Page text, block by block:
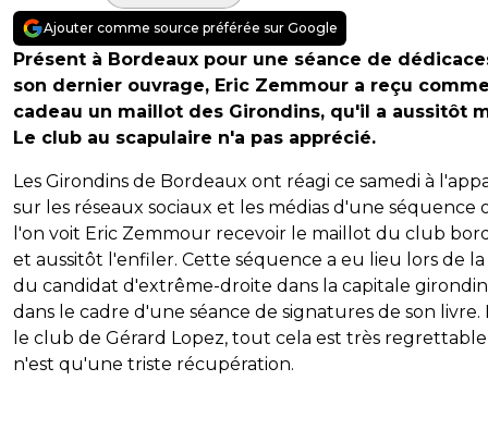
Ajouter comme source préférée sur Google
Présent à Bordeaux pour une séance de
son dernier ouvrage, Eric Zemmour a reçu
cadeau un maillot des Girondins, qu'il a aussitôt
Le club au scapulaire n'a pas apprécié.
Les Girondins de Bordeaux ont réagi ce samedi à
sur les réseaux sociaux et les médias d'une séquence
l'on voit Eric Zemmour recevoir le maillot du club
et aussitôt l'enfiler. Cette séquence a eu lieu lors de la
du candidat d'extrême-droite dans la capitale
dans le cadre d'une séance de signatures de son livre.
le club de Gérard Lopez, tout cela est très
n'est qu'une triste récupération.